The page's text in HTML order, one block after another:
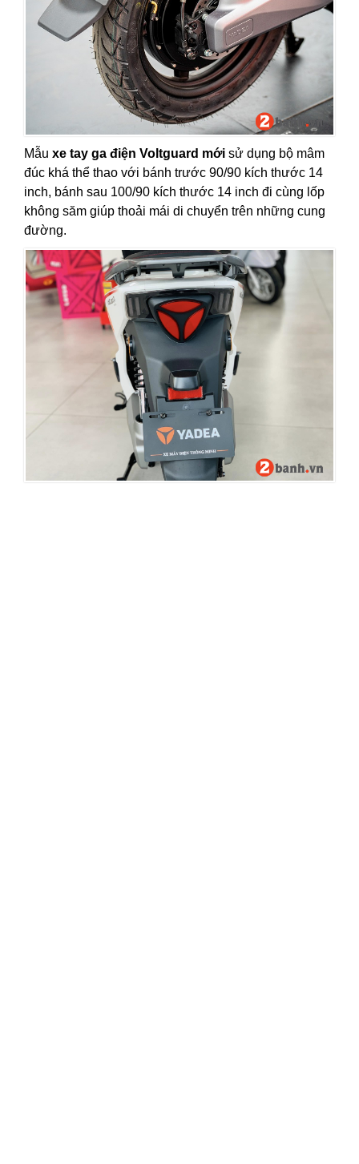
Mẫu xe tay ga điện Voltguard mới sử dụng bộ mâm
đúc khá thể thao với bánh trước 90/90 kích thước 14
inch, bánh sau 100/90 kích thước 14 inch đi cùng lốp
không săm giúp thoải mái di chuyển trên những cung
đường.